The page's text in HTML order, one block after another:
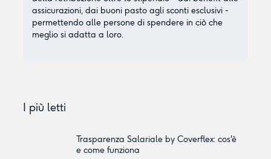
assicurazioni, dai buoni pasto agli sconti esclusivi -
permettendo alle persone di spendere in ciò che
meglio si adatta a loro.
I più letti
Trasparenza Salariale by Coverflex: cos'è
e come funziona